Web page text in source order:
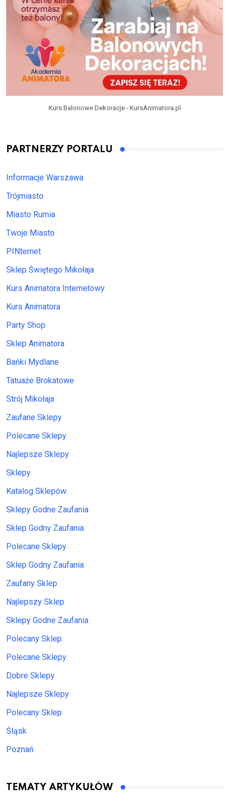
Kurs Balonowe Dekoracje - KursAnimatora.pl
PARTNERZY PORTALU
Informacje Warszawa
Trójmiasto
Miasto Rumia
Twoje Miasto
PINternet
Sklep Świętego Mikołaja
Kurs Animatora Internetowy
Kurs Animatora
Party Shop
Sklep Animatora
Bańki Mydlane
Tatuaże Brokatowe
Strój Mikołaja
Zaufane Sklepy
Polecane Sklepy
Najlepsze Sklepy
Sklepy
Katalog Sklepów
Sklepy Godne Zaufania
Sklep Godny Zaufania
Polecane Sklepy
Sklep Godny Zaufania
Zaufany Sklep
Najlepszy Sklep
Sklepy Godne Zaufania
Polecany Sklep
Polecane Sklepy
Dobre Sklepy
Najlepsze Sklepy
Polecany Sklep
Śląsk
Poznań
TEMATY ARTYKUŁÓW